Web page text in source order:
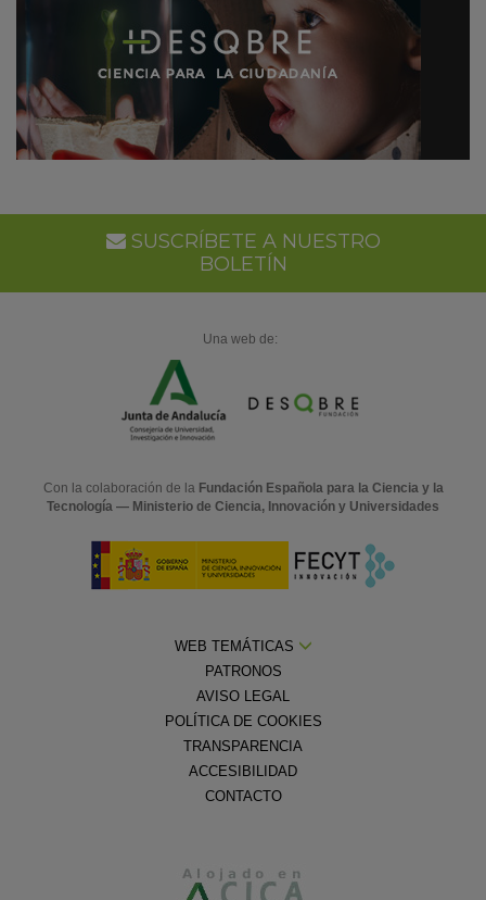
SUSCRÍBETE A NUESTRO
BOLETÍN
Una web de:
Con la colaboración de la Fundación Española para la Ciencia y la
Tecnología — Ministerio de Ciencia, Innovación y Universidades
WEB TEMÁTICAS
PATRONOS
AVISO LEGAL
POLÍTICA DE COOKIES
TRANSPARENCIA
ACCESIBILIDAD
CONTACTO